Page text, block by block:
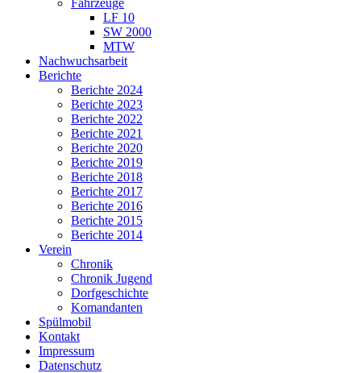
Fahrzeuge
LF 10
SW 2000
MTW
Nachwuchsarbeit
Berichte
Berichte 2024
Berichte 2023
Berichte 2022
Berichte 2021
Berichte 2020
Berichte 2019
Berichte 2018
Berichte 2017
Berichte 2016
Berichte 2015
Berichte 2014
Verein
Chronik
Chronik Jugend
Dorfgeschichte
Komandanten
Spülmobil
Kontakt
Impressum
Datenschutz